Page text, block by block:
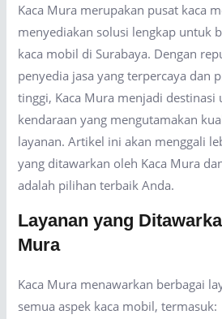
Kaca Mura merupakan pusat kaca
menyediakan solusi lengkap untuk
kaca mobil di Surabaya. Dengan
penyedia jasa yang terpercaya dan
tinggi, Kaca Mura menjadi destinasi
kendaraan yang mengutamakan
layanan. Artikel ini akan menggali
yang ditawarkan oleh Kaca Mura
adalah pilihan terbaik Anda.
Layanan yang
Mura
Kaca Mura menawarkan berbagai
semua aspek kaca mobil, termasuk: